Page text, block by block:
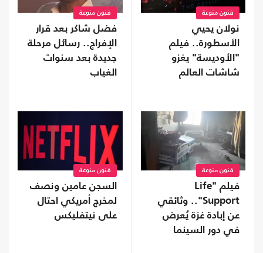
فنون منوعة
نولان يحيي
الأسطورة.. فيلم
"الأوديسة" يغزو
شاشات العالم
فنون منوعة
فضل شاكر بعد قرار
الإفراج.. رسائل مرحلة
جديدة بعد سنوات
الغياب
فنون منوعة
فيلم "Life
Support".. وثائقي
عن إبادة غزة يُعرض
في دور السينما
فنون منوعة
السجن عامين ونصف
لمخرج أمريكي احتال
على نيتفليكس